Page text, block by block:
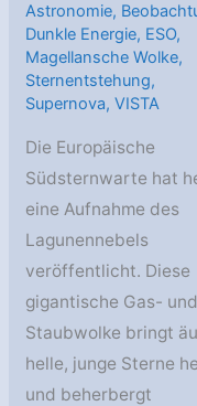
Astronomie,
Dunkle Energie, ESO,
Magellansche Wolke,
Sternentstehung,
Supernova,VISTA
Die Europäische
Südsternwarte hat
eine Aufnahme des
Lagunennebels
veröffentlicht. Diese
gigantische Gas- und
Staubwolke bringt
helle, junge Sterne
und beherbergt